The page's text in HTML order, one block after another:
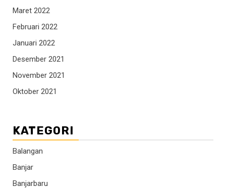
Maret 2022
Februari 2022
Januari 2022
Desember 2021
November 2021
Oktober 2021
KATEGORI
Balangan
Banjar
Banjarbaru